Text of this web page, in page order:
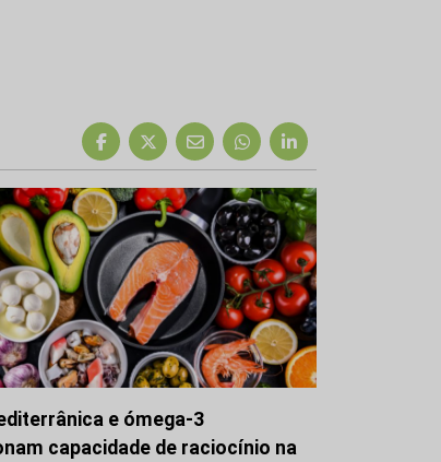
e ómega-3
capacidade de raciocínio na